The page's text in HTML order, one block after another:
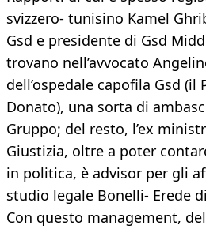
svizzero- tunisino Kamel
Gsd e presidente di Gsd
trovano nell’avvocato
dell’ospedale capofila Gsd (il
Donato), una sorta di
Gruppo; del resto, l’ex
Giustizia, oltre a poter
in politica, è advisor per gli
studio legale Bonelli- Erede
Con questo management,